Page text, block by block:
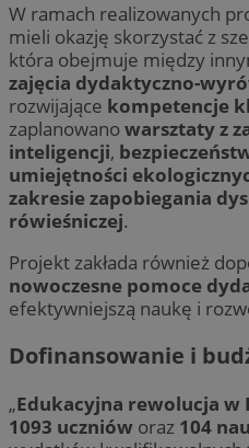
W ramach realizowanych
mieli okazję skorzystać z
która obejmuje między
zajęcia dydaktyczno-
rozwijające kompetencje
zaplanowanowarsztaty z
inteligencji,
umiejętności
zakresie zapobiegania
rówieśniczej.
Projekt zakłada również
nowoczesne pomoce
efektywniejszą naukę i
Dofinansowanie i
„Edukacyjna rewolucja w
1093 uczniów oraz 104